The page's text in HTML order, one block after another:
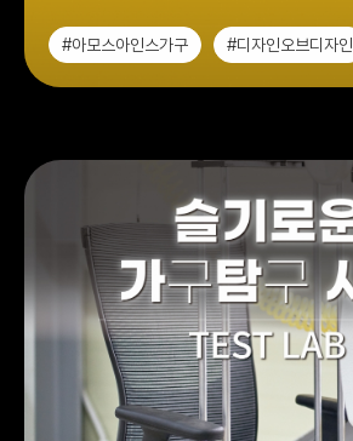
#아모스아인스가구
#디자인오브디자인